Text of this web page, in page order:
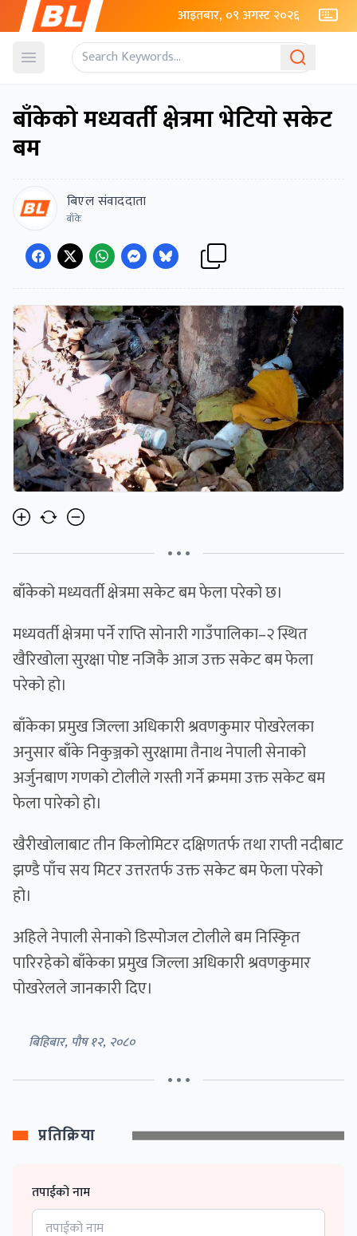
आइतबार, ०९ अगस्ट २०२६
Open menu
बाँकेको मध्यवर्ती क्षेत्रमा भेटियाे सकेट
बम
बिएल संवाददाता
बाँके
• • •
बाँकेको मध्यवर्ती क्षेत्रमा सकेट बम फेला परेको छ।
मध्यवर्ती क्षेत्रमा पर्ने राप्ति सोनारी गाउँपालिका–२ स्थित
खैरिखोला सुरक्षा पोष्ट नजिकै आज उक्त सकेट बम फेला
परेको हो।
बाँकेका प्रमुख जिल्ला अधिकारी श्रवणकुमार पोखरेलका
अनुसार बाँके निकुञ्जको सुरक्षामा तैनाथ नेपाली सेनाको
अर्जुनबाण गणको टोलीले गस्ती गर्ने क्रममा उक्त सकेट बम
फेला पारेको हो।
खैरीखोलाबाट तीन किलोमिटर दक्षिणतर्फ तथा राप्ती नदीबाट
झण्डै पाँच सय मिटर उत्तरतर्फ उक्त सकेट बम फेला परेको
हो।
अहिले नेपाली सेनाको डिस्पोजल टोलीले बम निस्किृत
पारिरहेको बाँकेका प्रमुख जिल्ला अधिकारी श्रवणकुमार
पोखरेलले जानकारी दिए।
बिहिबार, पौष १२, २०८०
• • •
प्रतिक्रिया
तपाईको नाम